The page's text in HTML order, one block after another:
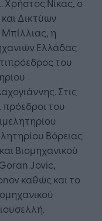
Χρήστος Νίκας, ο
Δικτύων
Μπίλλιας, η
Ελλάδας
του
Στις
πρόεδροι του
Βόρειας
Βιομηχανικού
Jovic,
καθώς και το